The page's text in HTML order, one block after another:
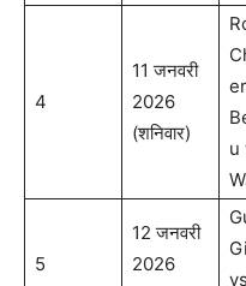
4
11 जनवरी
2026
(शनिवार)
u
5
12 जनवरी
2026